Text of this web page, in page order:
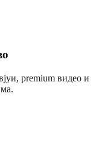
premium видео и